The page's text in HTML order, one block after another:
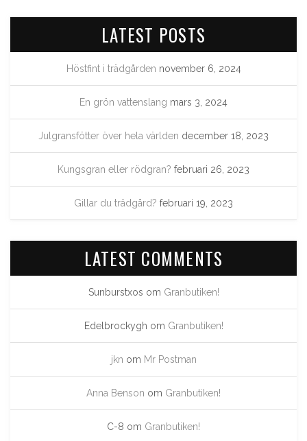
LATEST POSTS
Höstfint i trädgården november 6, 2024
En grön vattenslang mars 3, 2024
Julgransfötter över hela världen december 18, 2023
Kungsgran eller rödgran? februari 26, 2023
Gillar du trädgård? februari 19, 2023
LATEST COMMENTS
Sunburstxos om Granbutiken!
Edelbrockygh om Granbutiken!
jkn om Mr Postman
Anna Benson om Granbutiken!
C-8 om Granbutiken!